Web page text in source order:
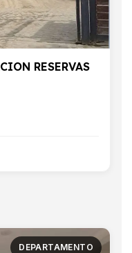
RESERVAS
DEPARTAMENTO